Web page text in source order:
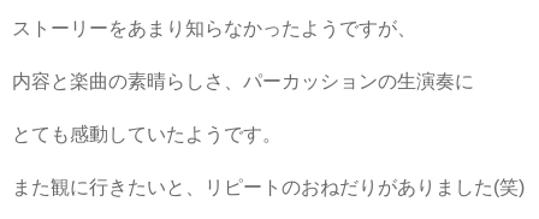
ストーリーをあまり知らなかったようですが、
内容と楽曲の素晴らしさ、パーカッションの生演奏に
とても感動していたようです。
また観に行きたいと、リピートのおねだりがありました(笑)